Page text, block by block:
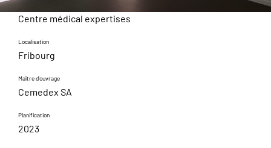
Centre médical expertises
Localisation
Fribourg
Maître d'ouvrage
Cemedex SA
Planification
2023